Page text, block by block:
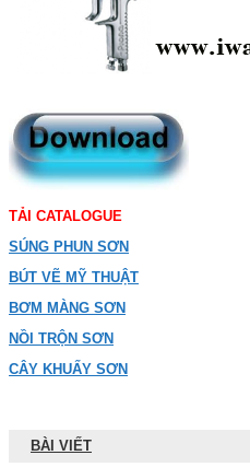
TẢI CATALOGUE
SÚNG PHUN SƠN
BÚT VẼ MỸ THUẬT
BƠM MÀNG SƠN
NỒI TRỘN SƠN
CÂY KHUẤY SƠN
BÀI VIẾT